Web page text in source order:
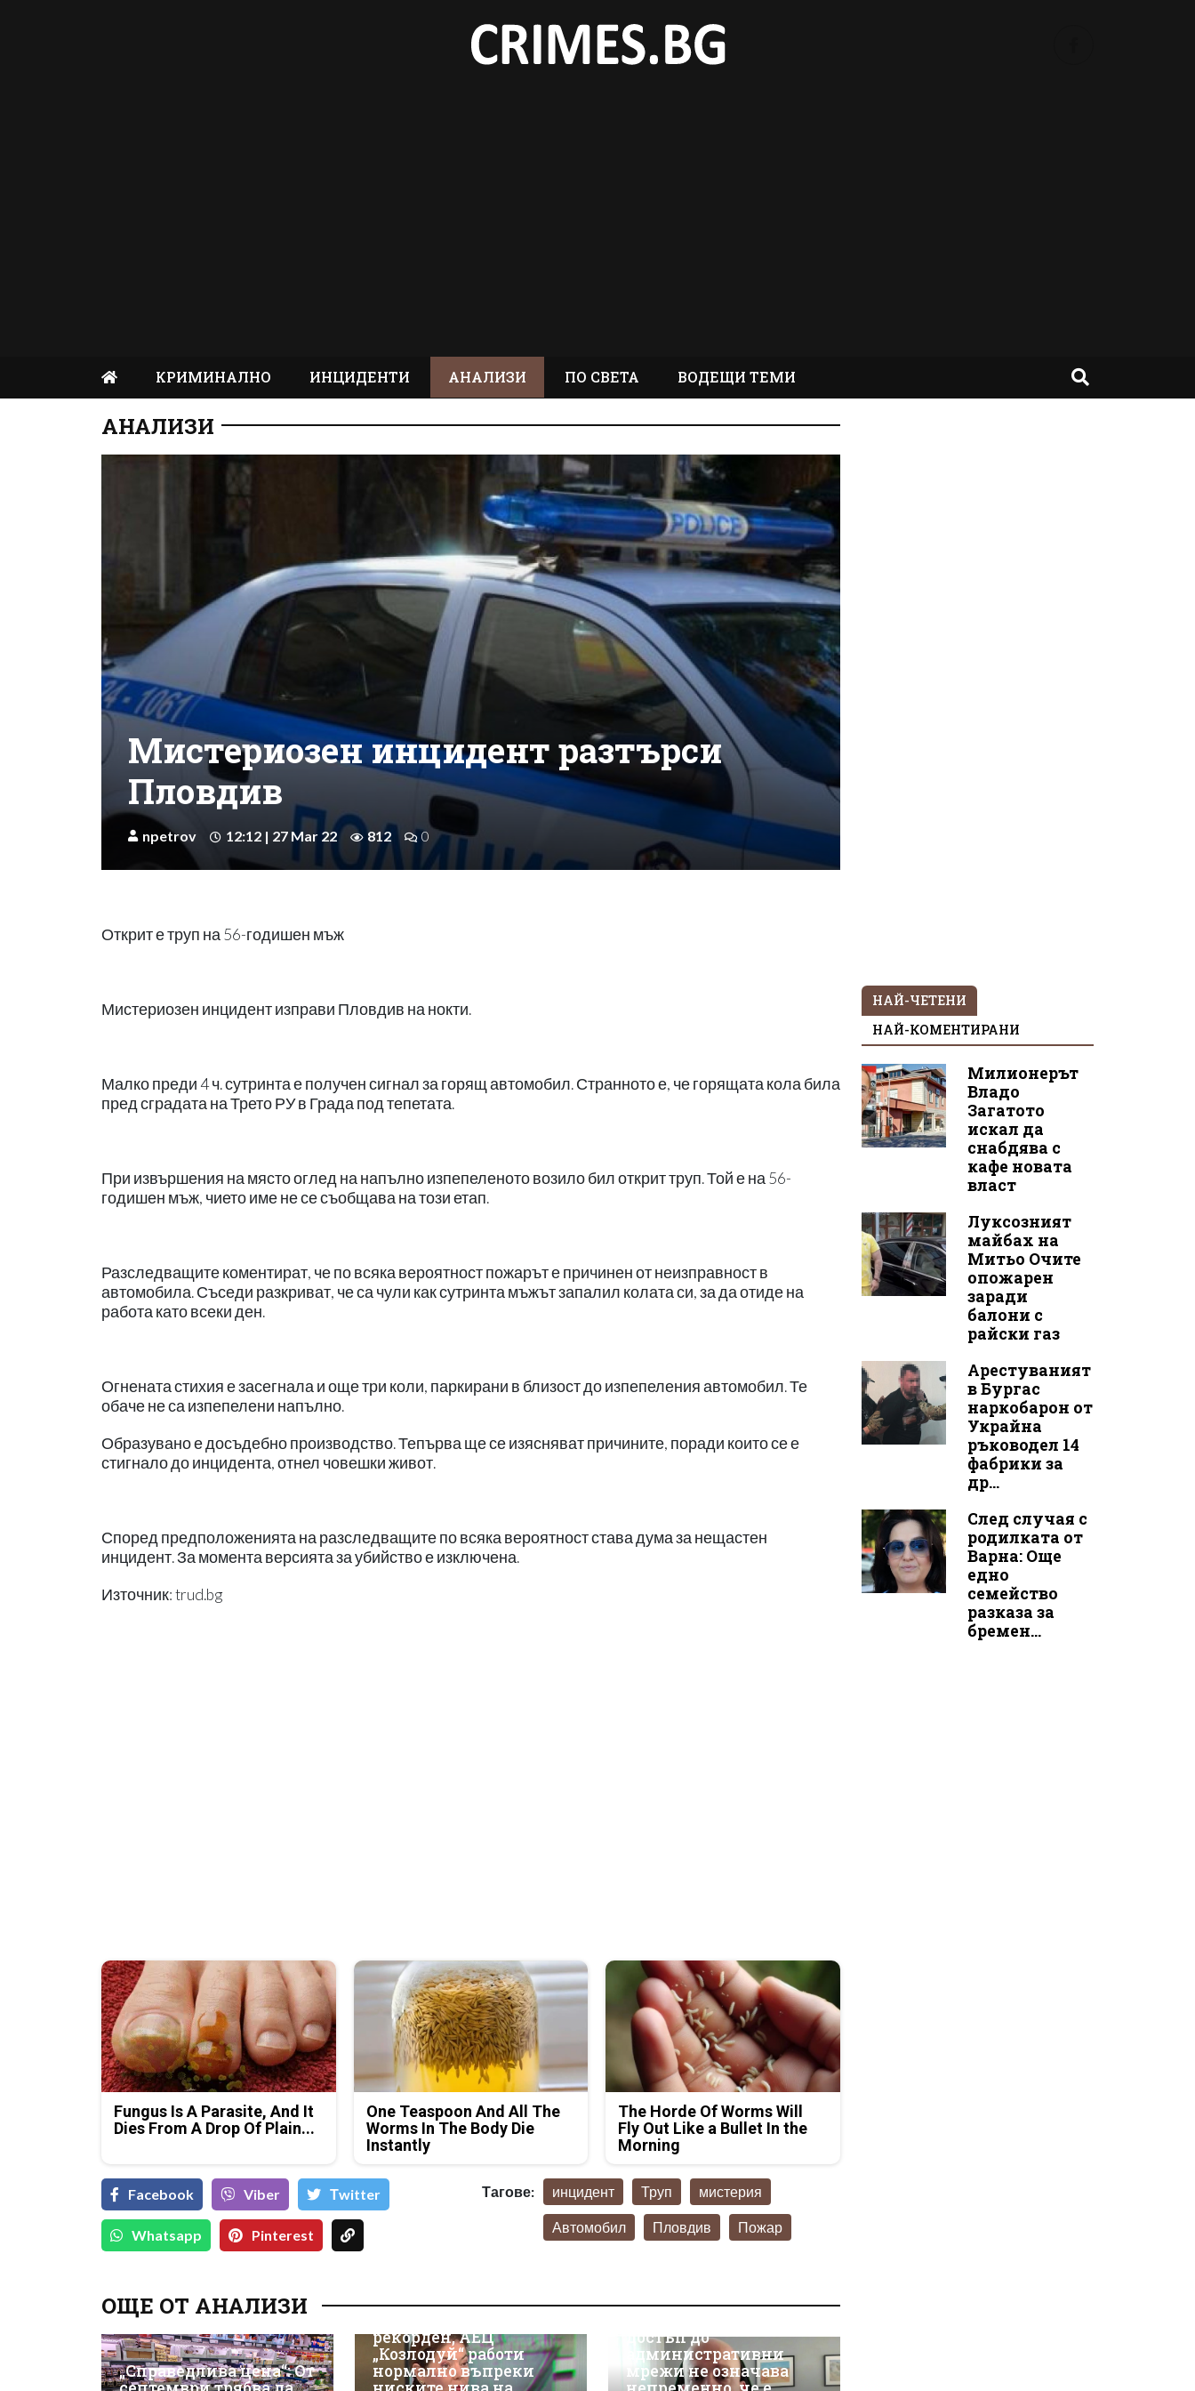
КРИМИНАЛНО ИНЦИДЕНТИ АНАЛИЗИ ПО СВЕТА ВОДЕЩИ ТЕМИ
АНАЛИЗИ
Мистериозен инцидент разтърси
Пловдив
npetrov 12:12 | 27 Mar 22 812 0
Открит е труп на 56-годишен мъж
Мистериозен инцидент изправи Пловдив на нокти.
Малко преди 4 ч. сутринта е получен сигнал за горящ автомобил. Странното е, че горящата кола била
пред сградата на Трето РУ в Града под тепетата.
При извършения на място оглед на напълно изпепеленото возило бил открит труп. Той е на 56-
годишен мъж, чието име не се съобщава на този етап.
Разследващите коментират, че по всяка вероятност пожарът е причинен от неизправност в
автомобила. Съседи разкриват, че са чули как сутринта мъжът запалил колата си, за да отиде на
работа като всеки ден.
Огнената стихия е засегнала и още три коли, паркирани в близост до изпепеления автомобил. Те
обаче не са изпепелени напълно.
Образувано е досъдебно производство. Тепърва ще се изясняват причините, поради които се е
стигнало до инцидента, отнел човешки живот.
Според предположенията на разследващите по всяка вероятност става дума за нещастен
инцидент. За момента версията за убийство е изключена.
Източник: trud.bg
Fungus Is A Parasite, And It
Dies From A Drop Of Plain...
One Teaspoon And All The
Worms In The Body Die
Instantly
The Horde Of Worms Will
Fly Out Like a Bullet In the
Morning
Facebook Viber Тwitter
Whatsapp Pinterest
Тагове: инцидент Труп мистерия
Автомобил Пловдив Пожар
ОЩЕ ОТ АНАЛИЗИ
„Справедлива цена“: От
рекорден, АЕЦ
„Козлодуй“ работи
нормално въпреки
киберсигурност:
достъп до
административни
мрежи не означава
НАЙ-ЧЕТЕНИ
НАЙ-КОМЕНТИРАНИ
Милионерът
Владо
Загатото
искал да
снабдява с
кафе новата
власт
Луксозният
майбах на
Митьо Очите
опожарен
заради
балони с
райски газ
Арестуваният
в Бургас
наркобарон от
Украйна
ръководел 14
фабрики за
др...
След случая с
родилката от
Варна: Още
едно
семейство
разказа за
бремен...